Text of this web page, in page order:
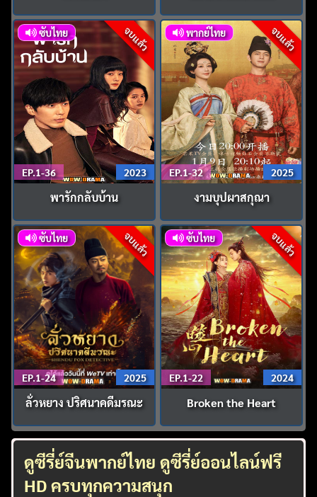
จบแล้ว
ซับไทย
EP.1-36 2023
พารักกลับบ้าน
จบแล้ว
พากย์ไทย
EP.1-32 2025
งามบุปผาสกุณา
จบแล้ว
ซับไทย
EP.1-24 2025
ลั่วหยาง ปริศนาคดีมรณะ
จบแล้ว
ซับไทย
EP.1-22 2024
Broken the Heart
ดูซีรี่ย์จีนพากย์ไทย ดูซีรี่ย์ออนไลน์ฟรี
HD ครบทุกความสนุก